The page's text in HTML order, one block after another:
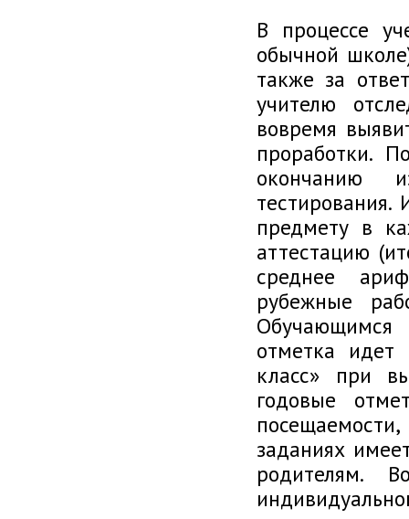
В процессе
обычной
также за
учителю
вовремя
проработки.
окончанию
тестирования.
предмету в
аттестацию
среднее
рубежные
отметка
класс» при
годовые
заданиях
родителям.